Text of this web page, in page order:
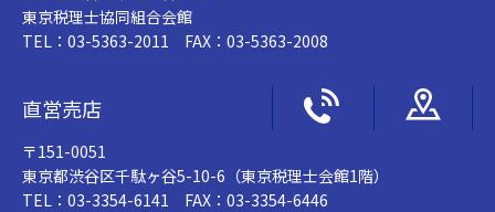
東京税理士協同組合会館
TEL：03-5363-2011 FAX：03-5363-2008
直営売店
〒151-0051
東京都渋谷区千駄ヶ谷5-10-6（東京税理士会館1階）
TEL：03-3354-6141 FAX：03-3354-6446